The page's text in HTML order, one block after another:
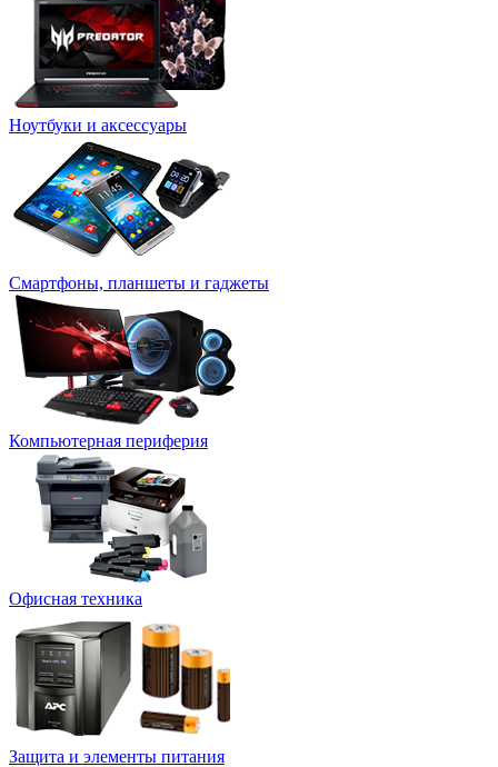
Ноутбуки и аксессуары
Смартфоны, планшеты и гаджеты
Компьютерная периферия
Офисная техника
Защита и элементы питания